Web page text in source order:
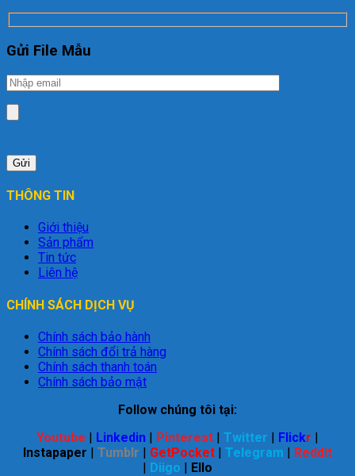
Gửi File Mẫu
THÔNG TIN
Giới thiệu
Sản phẩm
Tin tức
Liên hệ
CHÍNH SÁCH DỊCH VỤ
Chính sách bảo hành
Chính sách đổi trả hàng
Chính sách thanh toán
Chính sách bảo mật
Follow chúng tôi tại:
Youtube | Linkedin | Pinterest | Twitter | Flickr |
Instapaper | Tumblr | GetPocket | Telegram | Reddit
| Diigo | Ello